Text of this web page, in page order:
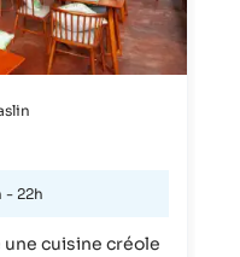
- 22h
cuisine créole